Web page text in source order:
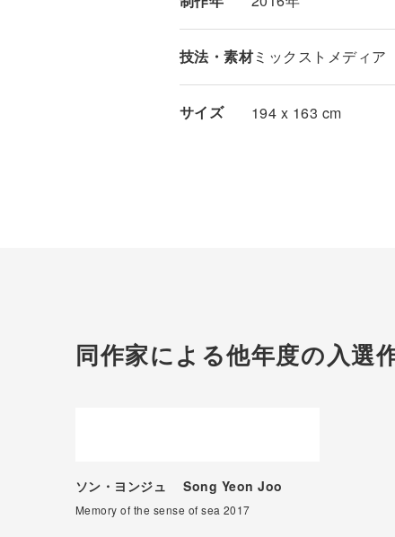
技法・素材ミックストメディア
サイズ 194 x 163 cm
同作家による他年度の入選
ソン・ヨンジュSong Yeon Joo
Memory of the sense of sea 2017